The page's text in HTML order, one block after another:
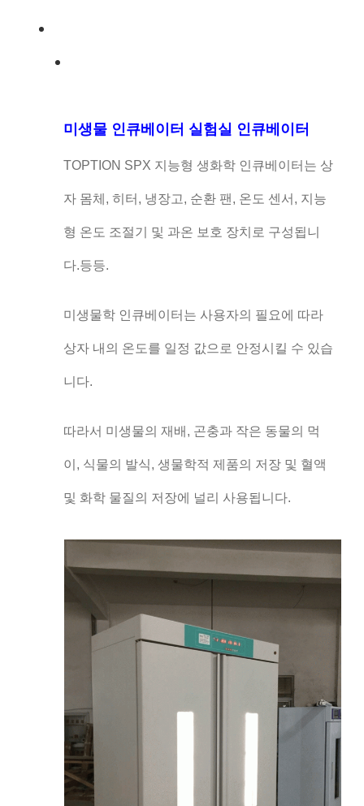
미생물 인큐베이터 실험실 인큐베이터
TOPTION SPX 지능형 생화학 인큐베이터는 상
자 몸체, 히터, 냉장고, 순환 팬, 온도 센서, 지능
형 온도 조절기 및 과온 보호 장치로 구성됩니
다.등등.
미생물학 인큐베이터는 사용자의 필요에 따라
상자 내의 온도를 일정 값으로 안정시킬 수 있습
니다.
따라서 미생물의 재배, 곤충과 작은 동물의 먹
이, 식물의 발식, 생물학적 제품의 저장 및 혈액
및 화학 물질의 저장에 널리 사용됩니다.